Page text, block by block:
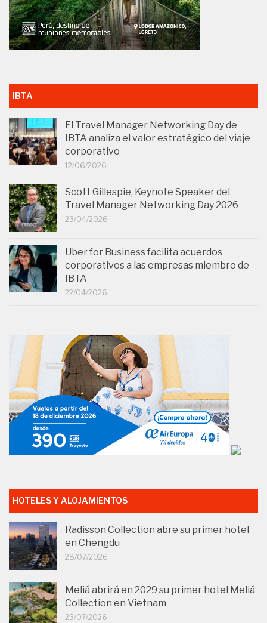
IBTA
El Travel Manager Networking Day de
IBTA analiza el valor estratégico del viaje
corporativo
12/06/2026
Scott Gillespie, Keynote Speaker del
Travel Manager Networking Day 2026
23/04/2026
Uber for Business facilita acuerdos
corporativos a las empresas miembro de
IBTA
22/04/2026
HOTELES Y ALOJAMIENTOS
Radisson Collection abre su primer hotel
en Chengdu
28/07/2026
Meliá abrirá en 2029 su primer hotel Meliá
Collection en Vietnam
23/07/2026